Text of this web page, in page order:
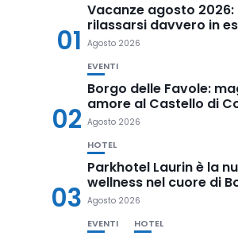
01
Vacanze agosto 2026:
rilassarsi davvero in
Agosto 2026
02
EVENTI
Borgo delle Favole:
amore al Castello di
Agosto 2026
03
HOTEL
Parkhotel Laurin è la
wellness nel cuore di
Agosto 2026
EVENTI HOTEL